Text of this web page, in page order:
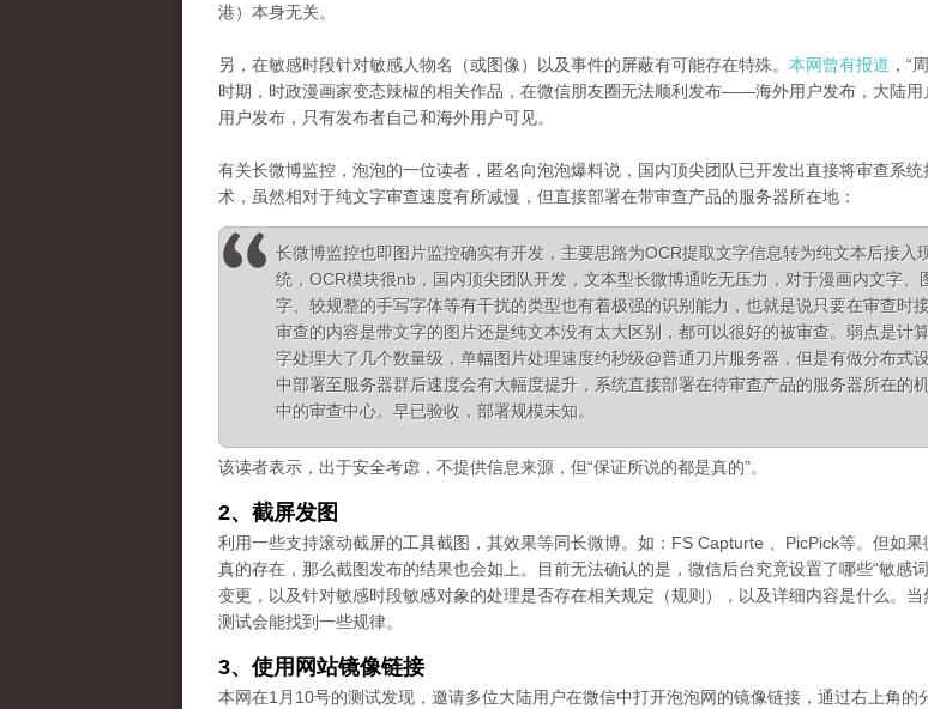
港）本身无关。
另，在敏感时段针对敏感人物名（或图像）以及事件的屏蔽有可能存在特殊。 本网曾有报道 ，“
时期，时政漫画家变态辣椒的相关作品，在微信朋友圈无法顺利发布——海外用户发布，大陆用
用户发布，只有发布者自己和海外用户可见。
有关长微博监控，泡泡的一位读者，匿名向泡泡爆料说，国内顶尖团队已开发出直接将审查系
术，虽然相对于纯文字审查速度有所减慢，但直接部署在带审查产品的服务器所在地：
长微博监控也即图片监控确实有开发，主要思路为OCR提取文字信息转为纯文本后接入
统，OCR模块很nb，国内顶尖团队开发，文本型长微博通吃无压力，对于漫画内文字、
字、较规整的手写字体等有干扰的类型也有着极强的识别能力，也就是说只要在审查时
审查的内容是带文字的图片还是纯文本没有太大区别，都可以很好的被审查。弱点是计
字处理大了几个数量级，单幅图片处理速度约秒级@普通刀片服务器，但是有做分布式
中部署至服务器群后速度会有大幅度提升，系统直接部署在待审查产品的服务器所在的
中的审查中心。早已验收，部署规模未知。
该读者表示，出于安全考虑，不提供信息来源，但“保证所说的都是真的”。
2、截屏发图
利用一些支持滚动截屏的工具截图，其效果等同长微博。如：FS Capturte 、PicPick等。但如果
真的存在，那么截图发布的结果也会如上。目前无法确认的是，微信后台究竟设置了哪些“敏感
变更，以及针对敏感时段敏感对象的处理是否存在相关规定（规则），以及详细内容是什么。当
测试会能找到一些规律。
3、使用网站镜像链接
本网在1月10号的测试发现，邀请多位大陆用户在微信中打开泡泡网的镜像链接，通过右上角的